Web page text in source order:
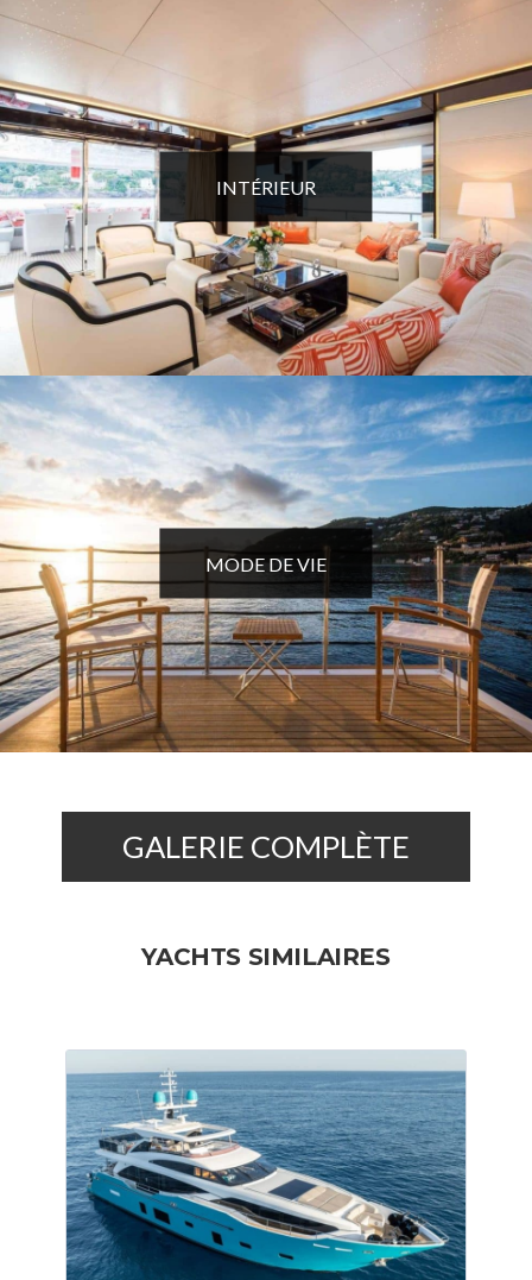
INTÉRIEUR
MODE DE VIE
GALERIE COMPLÈTE
YACHTS SIMILAIRES